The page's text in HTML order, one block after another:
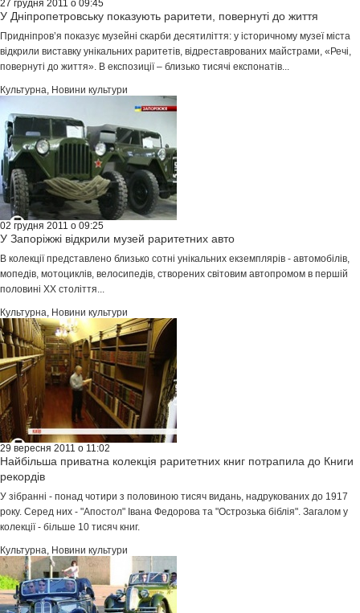
27 грудня 2011 о 09:45
У Дніпропетровську показують раритети, повернуті до життя
Придніпров’я показує музейні скарби десятиліття: у історичному музеї міста
відкрили виставку унікальних раритетів, відреставрованих майстрами, «Речі,
повернуті до життя». В експозиції – близько тисячі експонатів...
Культурна, Новини культури
02 грудня 2011 о 09:25
У Запоріжжі відкрили музей раритетних авто
В колекції представлено близько сотні унікальних екземплярів - автомобілів,
мопедів, мотоциклів, велосипедів, створених світовим автопромом в першій
половині XX століття...
Культурна, Новини культури
29 вересня 2011 о 11:02
Найбільша приватна колекція раритетних книг потрапила до Книги
рекордів
У зібранні - понад чотири з половиною тисяч видань, надрукованих до 1917
року. Серед них - "Апостол" Івана Федорова та "Острозька біблія". Загалом у
колекції - більше 10 тисяч книг.
Культурна, Новини культури